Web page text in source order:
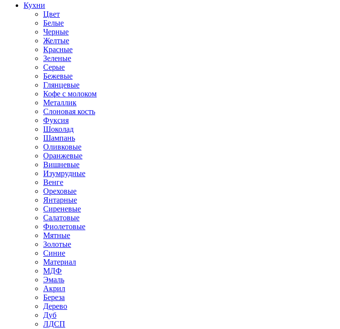
Кухни
Цвет
Белые
Черные
Желтые
Красные
Зеленые
Серые
Бежевые
Глянцевые
Кофе с молоком
Металлик
Слоновая кость
Фуксия
Шоколад
Шампань
Оливковые
Оранжевые
Вишневые
Изумрудные
Венге
Ореховые
Янтарные
Сиреневые
Салатовые
Фиолетовые
Мятные
Золотые
Синие
Материал
МДФ
Эмаль
Акрил
Береза
Дерево
Дуб
ЛДСП